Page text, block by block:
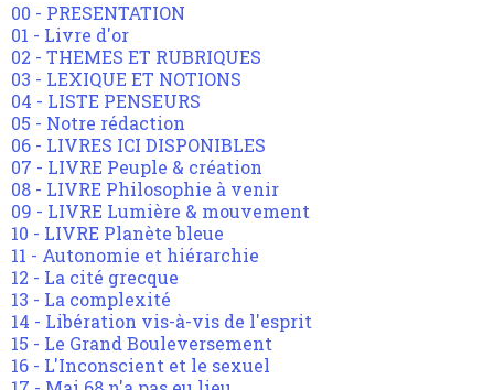
00 - PRESENTATION
01 - Livre d'or
02 - THEMES ET RUBRIQUES
03 - LEXIQUE ET NOTIONS
04 - LISTE PENSEURS
05 - Notre rédaction
06 - LIVRES ICI DISPONIBLES
07 - LIVRE Peuple & création
08 - LIVRE Philosophie à venir
09 - LIVRE Lumière & mouvement
10 - LIVRE Planète bleue
11 - Autonomie et hiérarchie
12 - La cité grecque
13 - La complexité
14 - Libération vis-à-vis de l'esprit
15 - Le Grand Bouleversement
16 - L'Inconscient et le sexuel